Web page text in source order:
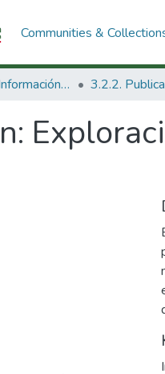
Communities &
3. Recursos de Información Científica y Tecnológica